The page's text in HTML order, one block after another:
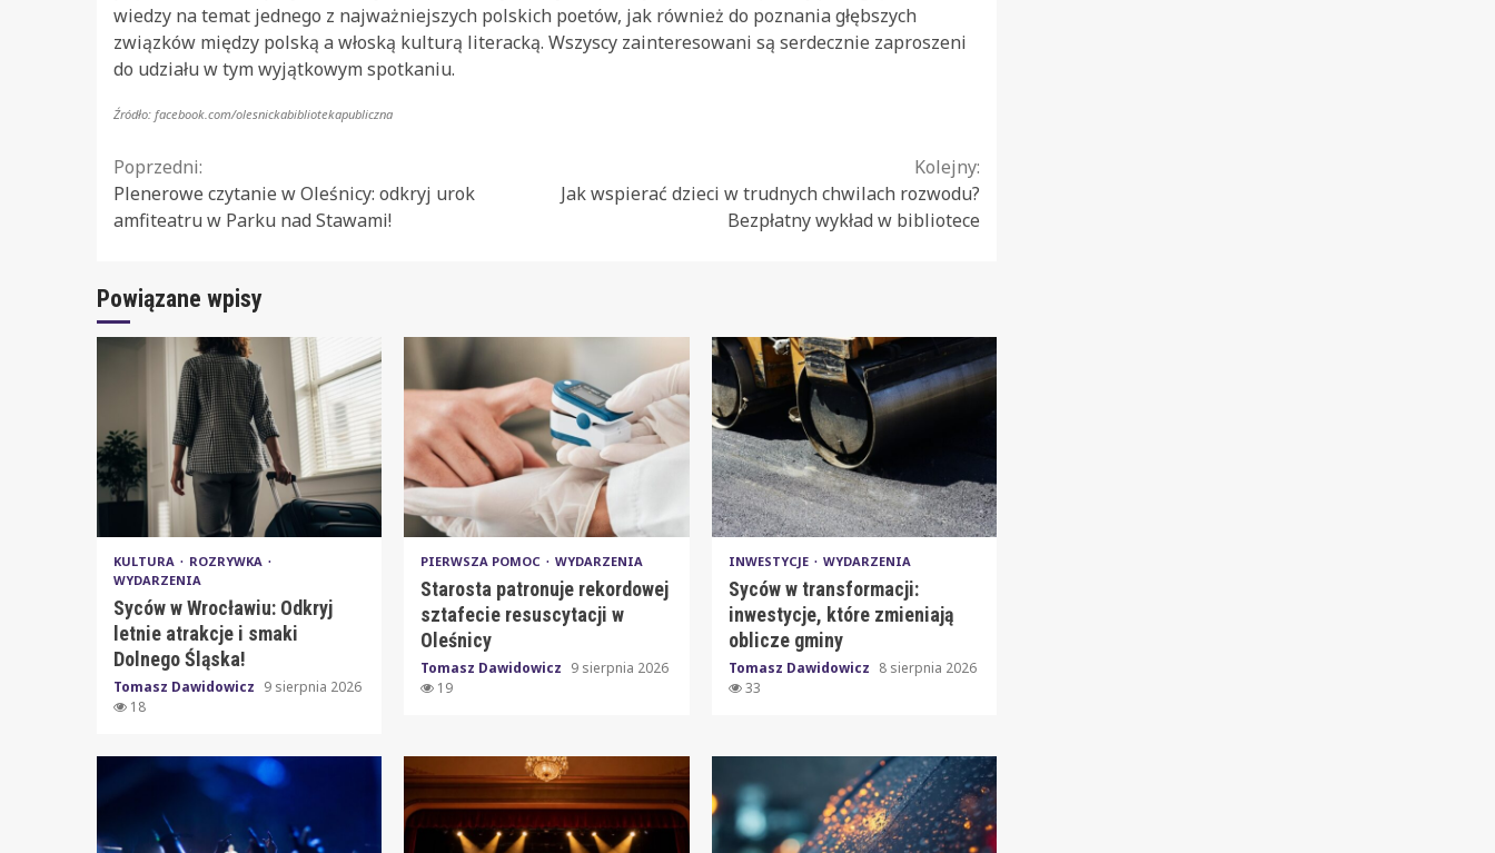
wiedzy na temat jednego z najważniejszych polskich poetów, jak również do poznania głębszych
związków między polską a włoską kulturą literacką. Wszyscy zainteresowani są serdecznie zaproszeni
do udziału w tym wyjątkowym spotkaniu.
Źródło: facebook.com/olesnickabibliotekapubliczna
Continue
Reading
Poprzedni:
Plenerowe czytanie w Oleśnicy: odkryj urok
amfiteatru w Parku nad Stawami!
Kolejny:
Jak wspierać dzieci w trudnych chwilach rozwodu?
Bezpłatny wykład w bibliotece
Powiązane wpisy
KULTURA
ROZRYWKA
WYDARZENIA
Syców w Wrocławiu: Odkryj
letnie atrakcje i smaki
Dolnego Śląska!
Tomasz Dawidowicz 9 sierpnia 2026
18
PIERWSZA POMOC WYDARZENIA
Starosta patronuje rekordowej
sztafecie resuscytacji w
Oleśnicy
Tomasz Dawidowicz 9 sierpnia 2026
19
INWESTYCJE WYDARZENIA
Syców w transformacji:
inwestycje, które zmieniają
oblicze gminy
Tomasz Dawidowicz 8 sierpnia 2026
33